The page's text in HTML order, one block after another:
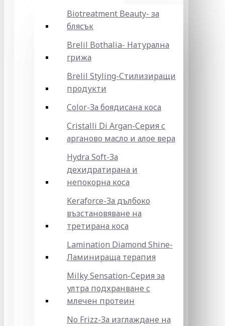
Biotreatment Beauty- за
блясък
Brelil Bothalia- Натурална
грижа
Brelil Styling-Стилизиращи
продукти
Color-За боядисана коса
Cristalli Di Argan-Серия с
арганово масло и алое вера
Hydra Soft-За
дехидратирана и
непокорна коса
Keraforce-За дълбоко
възстановяване на
третирана коса
Lamination Diamond Shine-
Ламинираща терапия
Milky Sensation-Серия за
ултра подхранване с
млечен протеин
No Frizz-За изглаждане на